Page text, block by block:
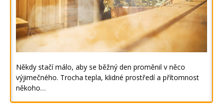
Někdy stačí málo, aby se běžný den proměnil v něco
výjimečného. Trocha tepla, klidné prostředí a přítomnost
někoho…